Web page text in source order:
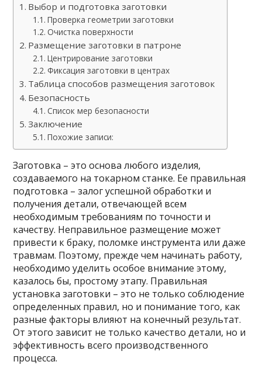
Выбор и подготовка заготовки
Проверка геометрии заготовки
Очистка поверхности
Размещение заготовки в патроне
Центрирование заготовки
Фиксация заготовки в центрах
Таблица способов размещения заготовок
Безопасность
Список мер безопасности
Заключение
Похожие записи:
Заготовка – это основа любого изделия,
создаваемого на токарном станке. Ее правильная
подготовка – залог успешной обработки и
получения детали, отвечающей всем
необходимым требованиям по точности и
качеству. Неправильное размещение может
привести к браку, поломке инструмента или даже
травмам. Поэтому, прежде чем начинать работу,
необходимо уделить особое внимание этому,
казалось бы, простому этапу. Правильная
установка заготовки – это не только соблюдение
определенных правил, но и понимание того, как
разные факторы влияют на конечный результат.
От этого зависит не только качество детали, но и
эффективность всего производственного
процесса.